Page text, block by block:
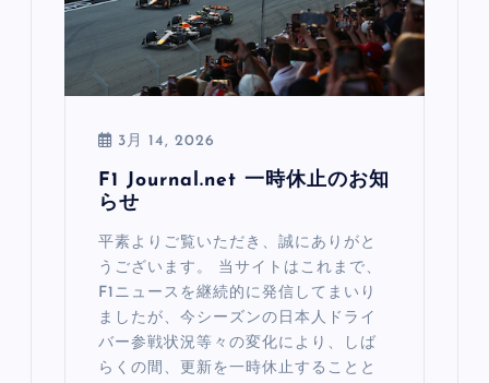
3月 14, 2026
F1 Journal.net 一時休止のお知
らせ
平素よりご覧いただき、誠にありがと
うございます。 当サイトはこれまで、
F1ニュースを継続的に発信してまいり
ましたが、今シーズンの日本人ドライ
バー参戦状況等々の変化により、しば
らくの間、更新を一時休止することと